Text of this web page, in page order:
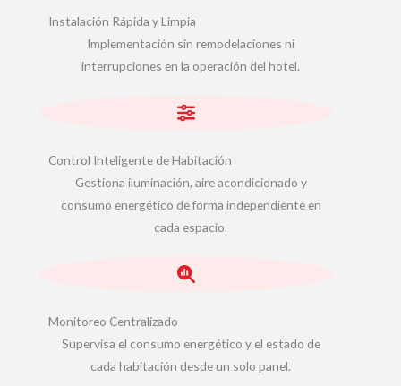
Instalación Rápida y Limpia
Implementación sin remodelaciones ni
interrupciones en la operación del hotel.
Control Inteligente de Habitación
Gestiona iluminación, aire acondicionado y
consumo energético de forma independiente en
cada espacio.
Monitoreo Centralizado
Supervisa el consumo energético y el estado de
cada habitación desde un solo panel.